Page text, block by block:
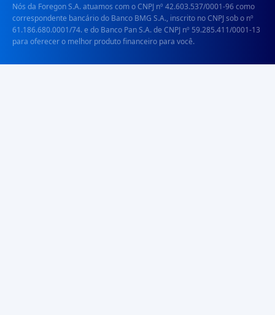
Nós da Foregon S.A. atuamos com o CNPJ nº 42.603.537/0001-96 como
correspondente bancário do Banco BMG S.A., inscrito no CNPJ sob o nº
61.186.680.0001/74. e do Banco Pan S.A. de CNPJ nº 59.285.411/0001-13
para oferecer o melhor produto financeiro para você.